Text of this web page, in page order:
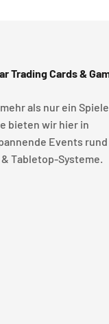
Trading Cards &
als nur ein
bieten wir hier in
Events rund
Tabletop-Systeme.